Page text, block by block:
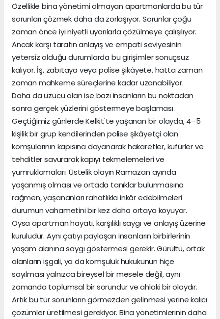
Özellikle bina yönetimi olmayan apartmanlarda bu tür
sorunları çözmek daha da zorlaşıyor. Sorunlar çoğu
zaman önce iyi niyetli uyarılarla çözülmeye çalışılıyor.
Ancak karşı tarafın anlayış ve empati seviyesinin
yetersiz olduğu durumlarda bu girişimler sonuçsuz
kalıyor. İş, zabıtaya veya polise şikâyete, hatta zaman
zaman mahkeme süreçlerine kadar uzanabiliyor.
Daha da üzücü olan ise bazı insanların bu noktadan
sonra gerçek yüzlerini göstermeye başlaması.
Geçtiğimiz günlerde Kelkit'te yaşanan bir olayda, 4–5
kişilik bir grup kendilerinden polise şikâyetçi olan
komşularının kapısına dayanarak hakaretler, küfürler ve
tehditler savurarak kapıyı tekmelemeleri ve
yumruklamaları. Üstelik olayın Ramazan ayında
yaşanmış olması ve ortada tanıklar bulunmasına
rağmen, yaşananları rahatlıkla inkâr edebilmeleri
durumun vahametini bir kez daha ortaya koyuyor.
Oysa apartman hayatı, karşılıklı saygı ve anlayış üzerine
kuruludur. Aynı çatıyı paylaşan insanların birbirlerinin
yaşam alanına saygı göstermesi gerekir. Gürültü, ortak
alanların işgali, ya da komşuluk hukukunun hiçe
sayılması yalnızca bireysel bir mesele değil, aynı
zamanda toplumsal bir sorundur ve ahlaki bir olaydır.
Artık bu tür sorunların görmezden gelinmesi yerine kalıcı
çözümler üretilmesi gerekiyor. Bina yönetimlerinin daha